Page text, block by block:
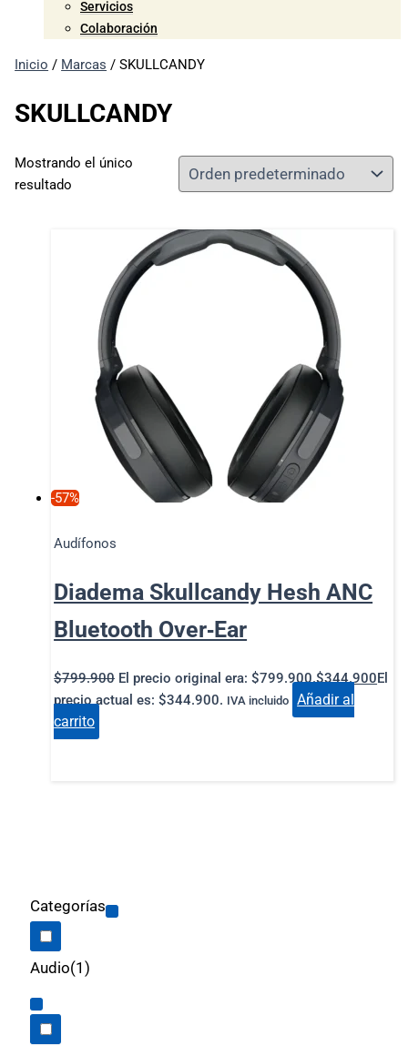
Servicios
Colaboración
Inicio / Marcas / SKULLCANDY
SKULLCANDY
Mostrando el único
resultado
-57%
Audífonos
Diadema Skullcandy Hesh ANC
Bluetooth Over‑Ear
$799.900 El precio original era: $799.900.$344.900El
precio actual es: $344.900. IVA incluido
Añadir al
carrito
Categorías
Audio(1)